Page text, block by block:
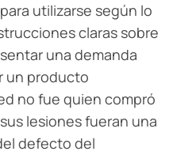
utilizarse según lo
claras sobre
una demanda
un producto
no fue quien compró
lesiones fueran una
defecto del